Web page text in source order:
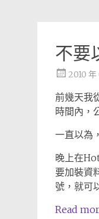
不要
2010 年
前幾天我
時間內，
一直以為
晚上在
要加裝資
號，就可
Read